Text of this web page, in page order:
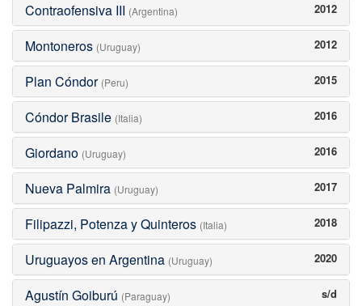
Contraofensiva III (Argentina) 2012
Montoneros (Uruguay) 2012
Plan Cóndor (Peru) 2015
Cóndor Brasile (Italia) 2016
Giordano (Uruguay) 2016
Nueva Palmira (Uruguay) 2017
Filipazzi, Potenza y Quinteros (Italia) 2018
Uruguayos en Argentina (Uruguay) 2020
Agustín Goiburú (Paraguay) s/d